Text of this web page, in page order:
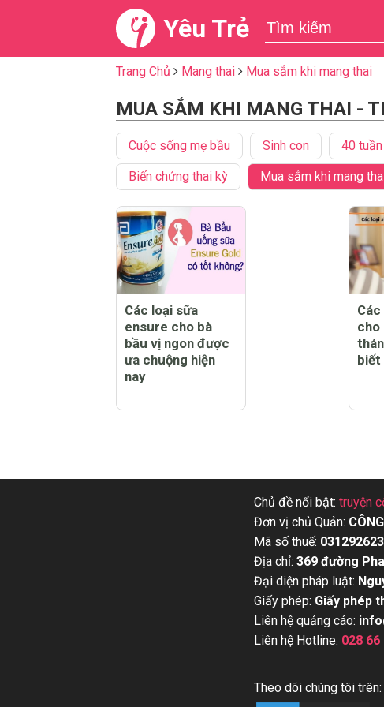
Yêu Trẻ
Trang Chủ Mang thai Mua sắm khi mang thai
MUA SẮM KHI MANG THAI -
Cuộc sống mẹ bầu Sinh con 40
Biến chứng thai kỳ Mua sắm khi mang
Các loại sữa
ensure cho bà
bầu vị ngon được
ưa chuộng hiện
nay
cho
biết
Chủ đề nổi bật: truyện
Đơn vị chủ Quản:
Mã số thuế:
Địa chỉ: 369 đường
Đại diện pháp luật:
Giấy phép: Giấy phép
Liên hệ quảng cáo:
Liên hệ Hotline: 028 66
Theo dõi chúng tôi trên: